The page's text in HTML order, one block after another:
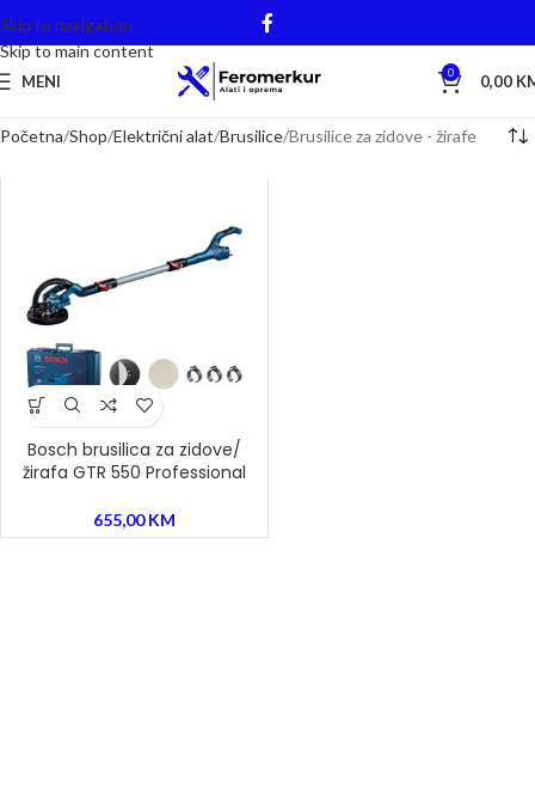
Skip to navigation
Skip to main content
MENI 0 0,00
Početna Shop Električni alat Brusilice Brusilice za zidove - žirafe
Bosch brusilica za zidove/
žirafa GTR 550 Professional
655,00KM